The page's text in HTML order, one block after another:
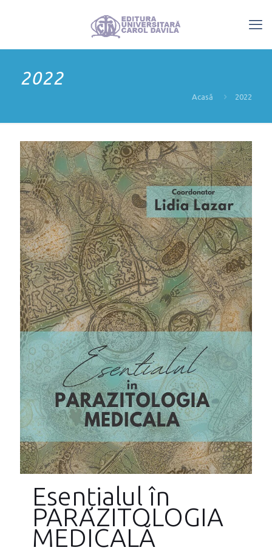
2022
Acasă 2022
Esențialul în
PARAZITOLOGIA
MEDICALĂ